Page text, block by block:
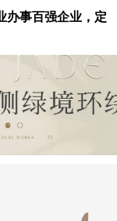
办事百强企业，定